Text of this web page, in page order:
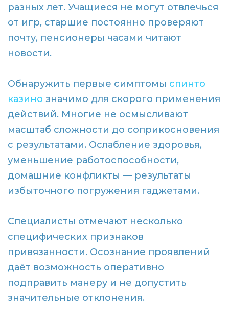
разных лет. Учащиеся не могут отвлечься
от игр, старшие постоянно проверяют
почту, пенсионеры часами читают
новости.
Обнаружить первые симптомы спинто
казино значимо для скорого применения
действий. Многие не осмысливают
масштаб сложности до соприкосновения
с результатами. Ослабление здоровья,
уменьшение работоспособности,
домашние конфликты — результаты
избыточного погружения гаджетами.
Специалисты отмечают несколько
специфических признаков
привязанности. Осознание проявлений
даёт возможность оперативно
подправить манеру и не допустить
значительные отклонения.